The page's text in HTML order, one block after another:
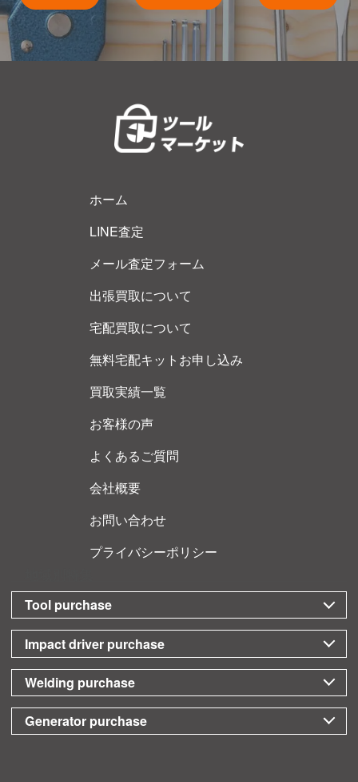
ホーム
LINE査定
メール査定フォーム
出張買取について
宅配買取について
無料宅配キットお申し込み
買取実績一覧
お客様の声
よくあるご質問
会社概要
お問い合わせ
プライバシーポリシー
Tool purchase
Impact driver purchase
Welding purchase
Generator purchase